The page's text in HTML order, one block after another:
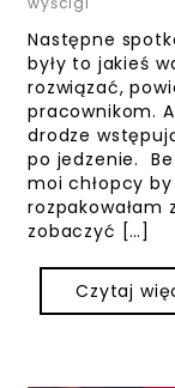
Następne
były to jakieś
rozwiązać,
pracownikom.
drodze
po jedzenie.
moi chłopcy
rozpakowałam
zobaczyć […]
Czytaj